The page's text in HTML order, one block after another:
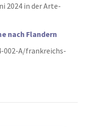
2024 in der Arte-
nach Flandern
002-A/frankreichs-